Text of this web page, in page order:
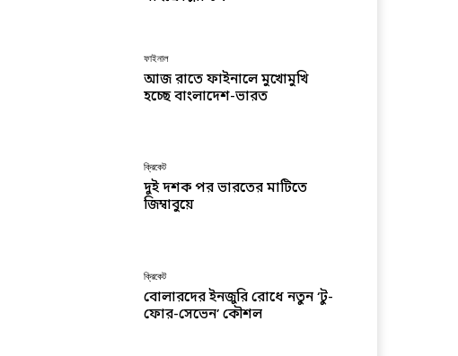
ফাইনাল
আজ রাতে ফাইনালে মুখোমুখি
হচ্ছে বাংলাদেশ-ভারত
ক্রিকেট
দুই দশক পর ভারতের মাটিতে
জিম্বাবুয়ে
ক্রিকেট
বোলারদের ইনজুরি রোধে নতুন ‘টু-
ফোর-সেভেন’ কৌশল